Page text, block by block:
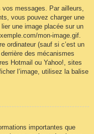
messages. Par ailleurs,
vous pouvez charger une
une image placée sur un
mon-image.gif.
ordinateur (sauf si c’est un
des mécanismes
Hotmail ou Yahoo!, sites
l’image, utilisez la balise
importantes que